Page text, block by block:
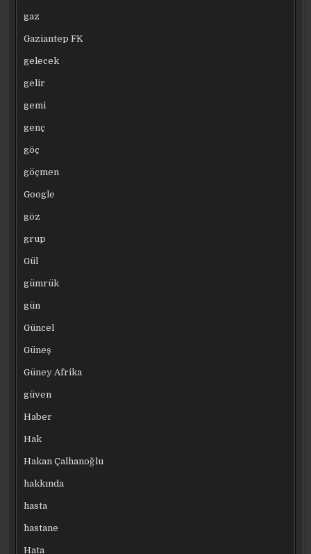
gaz
Gaziantep FK
gelecek
gelir
gemi
genç
göç
göçmen
Google
göz
grup
Gül
gümrük
gün
Güncel
Güneş
Güney Afrika
güven
Haber
Hak
Hakan Çalhanoğlu
hakkında
hasta
hastane
Hata